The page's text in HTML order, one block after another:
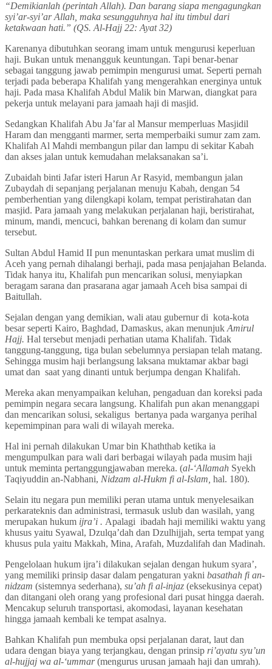
“Demikianlah (perintah Allah). Dan barang siapa mengagungkan
syi’ar-syi’ar Allah, maka sesungguhnya hal itu timbul dari
ketakwaan hati.” (QS. Al-Hajj 22: Ayat 32)
Karenanya dibutuhkan seorang imam untuk mengurusi keperluan
haji. Bukan untuk menangguk keuntungan. Tapi benar-benar
sebagai tanggung jawab pemimpin mengurusi umat. Seperti pernah
terjadi pada beberapa Khalifah yang mengerahkan energinya untuk
haji. Pada masa Khalifah Abdul Malik bin Marwan, diangkat para
pekerja untuk melayani para jamaah haji di masjid.
Sedangkan Khalifah Abu Ja’far al Mansur memperluas Masjidil
Haram dan mengganti marmer, serta memperbaiki sumur zam zam.
Khalifah Al Mahdi membangun pilar dan lampu di sekitar Kabah
dan akses jalan untuk kemudahan melaksanakan sa’i.
Zubaidah binti Jafar isteri Harun Ar Rasyid, membangun jalan
Zubaydah di sepanjang perjalanan menuju Kabah, dengan 54
pemberhentian yang dilengkapi kolam, tempat peristirahatan dan
masjid. Para jamaah yang melakukan perjalanan haji, beristirahat,
minum, mandi, mencuci, bahkan berenang di kolam dan sumur
tersebut.
Sultan Abdul Hamid II pun menuntaskan perkara umat muslim di
Aceh yang pernah dihalangi berhaji, pada masa penjajahan Belanda.
Tidak hanya itu, Khalifah pun mencarikan solusi, menyiapkan
beragam sarana dan prasarana agar jamaah Aceh bisa sampai di
Baitullah.
Sejalan dengan yang demikian, wali atau gubernur di kota-kota
besar seperti Kairo, Baghdad, Damaskus, akan menunjukAmirul
Hajj. Hal tersebut menjadi perhatian utama Khalifah. Tidak
tanggung-tanggung, tiga bulan sebelumnya persiapan telah matang.
Sehingga musim haji berlangsung laksana muktamar akbar bagi
umat dan saat yang dinanti untuk berjumpa dengan Khalifah.
Mereka akan menyampaikan keluhan, pengaduan dan koreksi pada
pemimpin negara secara langsung. Khalifah pun akan menanggapi
dan mencarikan solusi, sekaligus bertanya pada warganya perihal
kepemimpinan para wali di wilayah mereka.
Hal ini pernah dilakukan Umar bin Khaththab ketika ia
mengumpulkan para wali dari berbagai wilayah pada musim haji
untuk meminta pertanggungjawaban mereka. (al-‘Allamah Syekh
Taqiyuddin an-Nabhani, Nidzam al-Hukm fi al-Islam, hal. 180).
Selain itu negara pun memiliki peran utama untuk menyelesaikan
perkarateknis dan administrasi, termasuk uslub dan wasilah, yang
merupakan hukum ijra’i . Apalagi ibadah haji memiliki waktu yang
khusus yaitu Syawal, Dzulqa’dah dan Dzulhijjah, serta tempat yang
khusus pula yaitu Makkah, Mina, Arafah, Muzdalifah dan Madinah.
Pengelolaan hukum ijra’i dilakukan sejalan dengan hukum syara’,
yang memiliki prinsip dasar dalam pengaturan yakni basathah fi an-
nidzam (sistemnya sederhana), su’ah fi al-injaz (eksekusinya cepat)
dan ditangani oleh orang yang profesional dari pusat hingga daerah.
Mencakup seluruh transportasi, akomodasi, layanan kesehatan
hingga jamaah kembali ke tempat asalnya.
Bahkan Khalifah pun membuka opsi perjalanan darat, laut dan
udara dengan biaya yang terjangkau, dengan prinsip ri’ayatu syu’un
al-hujjaj wa al-‘ummar(mengurus urusan jamaah haji dan umrah).